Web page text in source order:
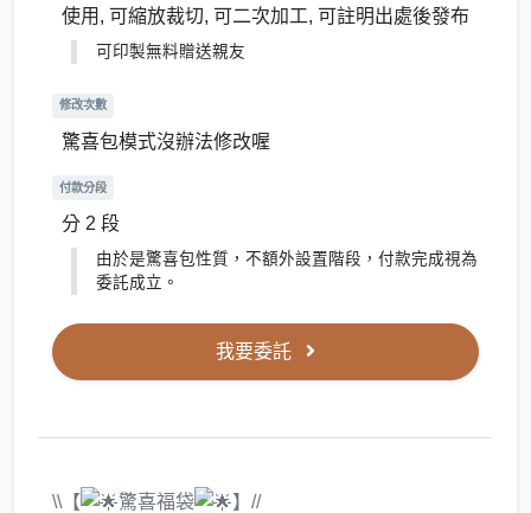
使用, 可縮放裁切, 可二次加工, 可註明出處後發布
可印製無料贈送親友
修改次數
驚喜包模式沒辦法修改喔
付款分段
分 2 段
由於是驚喜包性質，不額外設置階段，付款完成視為
委託成立。
我要委託
\\【 驚喜福袋 】//